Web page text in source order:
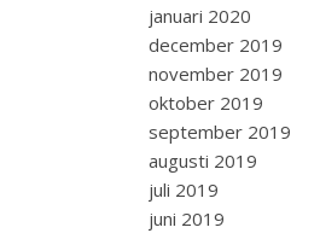
januari 2020
december 2019
november 2019
oktober 2019
september 2019
augusti 2019
juli 2019
juni 2019